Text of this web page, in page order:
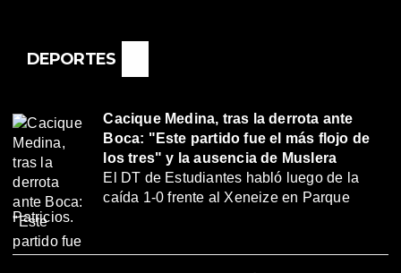
DEPORTES
Cacique Medina, tras la derrota ante
Boca: "Este partido fue el más flojo de
los tres" y la ausencia de Muslera
El DT de Estudiantes habló luego de la
caída 1-0 frente al Xeneize en Parque
Patricios.